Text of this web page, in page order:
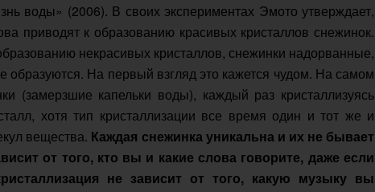
воды» (2006). В своих экспериментах Эмото утверждает,
приводят к образованию красивых кристаллов снежинок.
некрасивых кристаллов, снежинки надорванные,
На первый взгляд это кажется чудом. На самом
(замерзшие капельки воды), каждый раз кристаллизуясь
хотя тип кристаллизации все время один и тот же и
вещества. Каждая снежинка уникальна и их не бывает
от того, кто вы и какие слова говорите, даже если
не зависит от того, какую музыку вы